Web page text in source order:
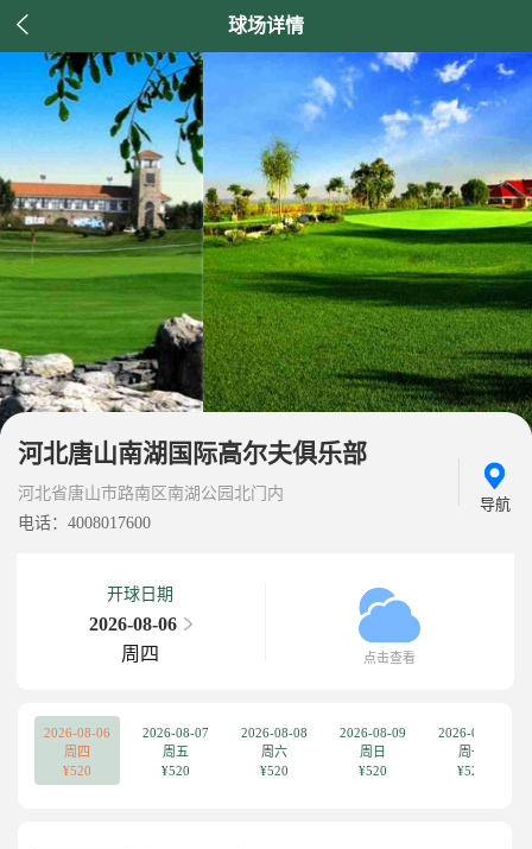
 球场详情
河北唐山南湖国际高尔夫俱乐部
河北省唐山市路南区南湖公园北门内
电话：4008017600
导航
开球日期
2026-08-06
周四
点击查看
2026-08-06
周四
¥520
2026-08-07
周五
¥520
2026-08-08
周六
¥520
2026-08-09
周日
¥520
2026-08-10
周一
¥520